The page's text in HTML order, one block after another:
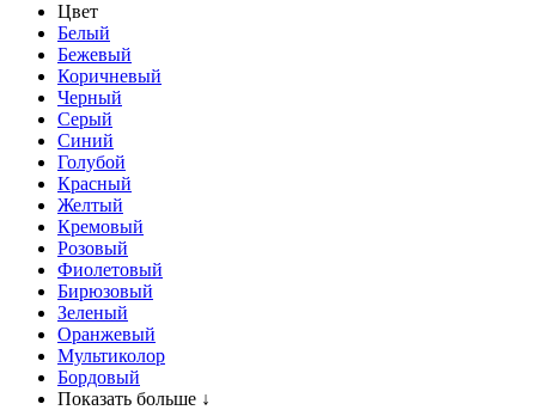
Цвет
Белый
Бежевый
Коричневый
Черный
Серый
Синий
Голубой
Красный
Желтый
Кремовый
Розовый
Фиолетовый
Бирюзовый
Зеленый
Оранжевый
Мультиколор
Бордовый
Показать больше ↓